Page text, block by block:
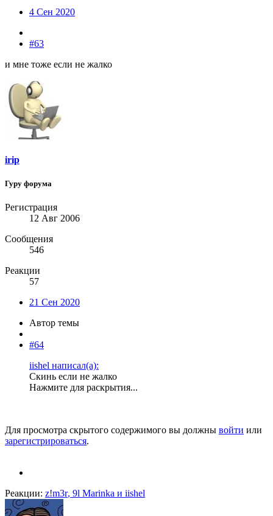
4 Сен 2020
#63
и мне тоже если не жалко
irip
Гуру форума
Регистрация
12 Авг 2006
Сообщения
546
Реакции
57
21 Сен 2020
Автор темы
#64
iishel написал(а):
Скинь если не жалко
Нажмите для раскрытия...
Для просмотра скрытого содержимого вы должны войти или
зарегистрироваться.
Реакции: z!m3r, 9l Marinka и iishel